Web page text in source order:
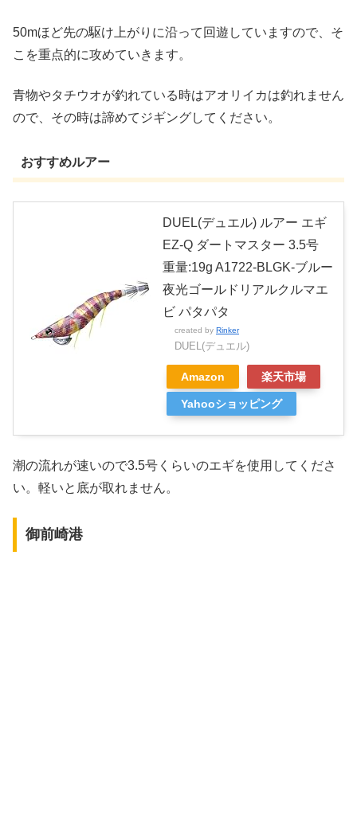
50mほど先の駆け上がりに沿って回遊していますので、そ
こを重点的に攻めていきます。
青物やタチウオが釣れている時はアオリイカは釣れません
ので、その時は諦めてジギングしてください。
おすすめルアー
DUEL(デュエル) ルアー エギ
EZ-Q ダートマスター 3.5号
重量:19g A1722-BLGK-ブルー
夜光ゴールドリアルクルマエ
ビ パタパタ
created by Rinker
DUEL(デュエル)
Amazon 楽天市場
Yahooショッピング
潮の流れが速いので3.5号くらいのエギを使用してくださ
い。軽いと底が取れません。
御前崎港